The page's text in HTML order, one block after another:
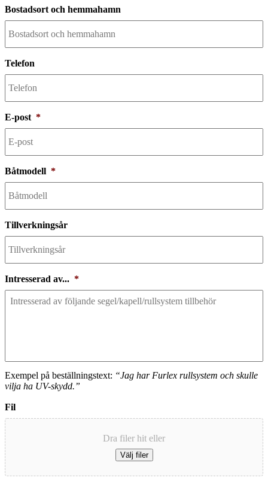
Bostadsort och hemmahamn
Telefon
E-post *
Båtmodell *
Tillverkningsår
Intresserad av... *
Exempel på beställningstext: “Jag har Furlex rullsystem och skulle
vilja ha UV-skydd.”
Fil
Dra filer hit eller
Välj filer